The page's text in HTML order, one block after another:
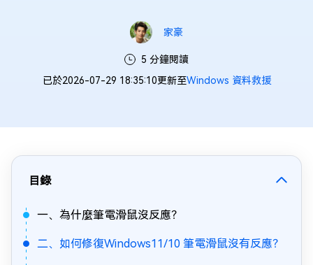
家豪
5 分鐘閱讀
已於2026-07-29 18:35:10更新至Windows 資料救援
目錄
一、為什麼筆電滑鼠沒反應？
二、如何修復Windows11/10 筆電滑鼠沒有反應？